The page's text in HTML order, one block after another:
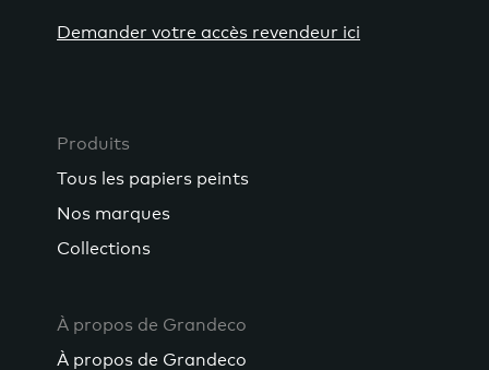
Demander votre accès revendeur ici
Produits
Tous les papiers peints
Nos marques
Collections
À propos de Grandeco
À propos de Grandeco